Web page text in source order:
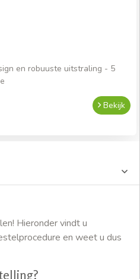
en robuuste uitstraling - 5
Bekijk
Hieronder vindt u
en weet u dus